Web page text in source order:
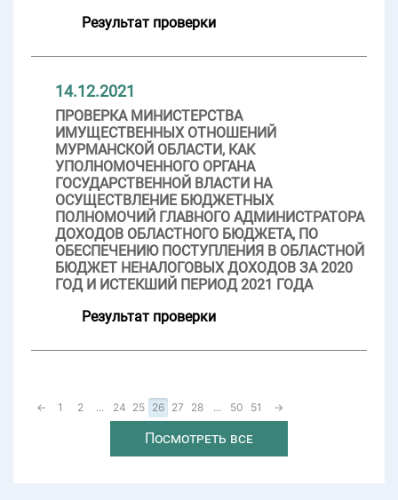
Результат проверки
14.12.2021
ПРОВЕРКА МИНИСТЕРСТВА
ИМУЩЕСТВЕННЫХ ОТНОШЕНИЙ
МУРМАНСКОЙ ОБЛАСТИ, КАК
УПОЛНОМОЧЕННОГО ОРГАНА
ГОСУДАРСТВЕННОЙ ВЛАСТИ НА
ОСУЩЕСТВЛЕНИЕ БЮДЖЕТНЫХ
ПОЛНОМОЧИЙ ГЛАВНОГО АДМИНИСТРАТОРА
ДОХОДОВ ОБЛАСТНОГО БЮДЖЕТА, ПО
ОБЕСПЕЧЕНИЮ ПОСТУПЛЕНИЯ В ОБЛАСТНОЙ
БЮДЖЕТ НЕНАЛОГОВЫХ ДОХОДОВ ЗА 2020
ГОД И ИСТЕКШИЙ ПЕРИОД 2021 ГОДА
Результат проверки
← 1 2 ... 24 25 26 27 28 ... 50 51 →
Посмотреть все